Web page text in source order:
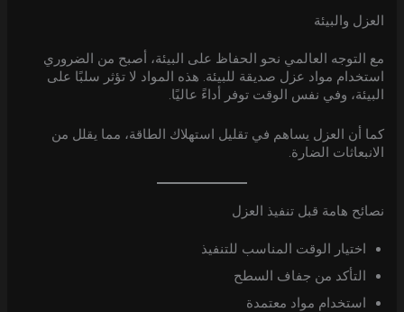
العزل والبيئة
مع التوجه العالمي نحو الحفاظ على البيئة، أصبح من الضروري
استخدام مواد عزل صديقة للبيئة. هذه المواد لا تؤثر سلبًا على
البيئة، وفي نفس الوقت توفر أداءً عاليًا.
كما أن العزل يساهم في تقليل استهلاك الطاقة، مما يقلل من
الانبعاثات الضارة.
نصائح هامة قبل تنفيذ العزل
اختيار الوقت المناسب للتنفيذ
التأكد من جفاف السطح
استخدام مواد معتمدة